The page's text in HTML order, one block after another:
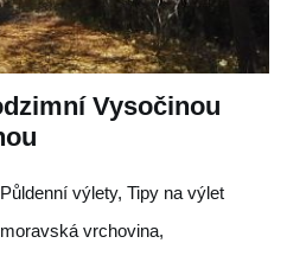
Vysočinou
výlety, Tipy na výlet
vrchovina,